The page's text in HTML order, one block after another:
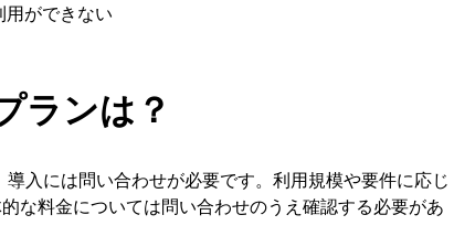
ができない
ランは？
入には問い合わせが必要です。利用規模や要件に応じ
な料金については問い合わせのうえ確認する必要があ